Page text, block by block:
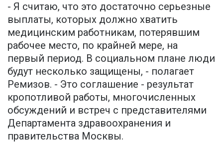
- Я считаю, что это достаточно серьезные
выплаты, которых должно хватить
медицинским работникам, потерявшим
рабочее место, по крайней мере, на
первый период. В социальном плане люди
будут несколько защищены, - полагает
Ремизов. - Это соглашение - результат
кропотливой работы, многочисленных
обсуждений и встреч с представителями
Департамента здравоохранения и
правительства Москвы.